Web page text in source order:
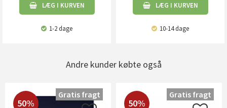
LÆG I KURVEN
1-2 dage
LÆG I KURVEN
10-14 dage
Andre kunder købte også
50%
Gratis fragt
50%
Gratis fragt